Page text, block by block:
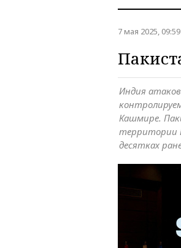
7 мая 2025, 09:59
Индия
Кашмире.
территории
десятках